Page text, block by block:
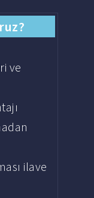
ve
ilave